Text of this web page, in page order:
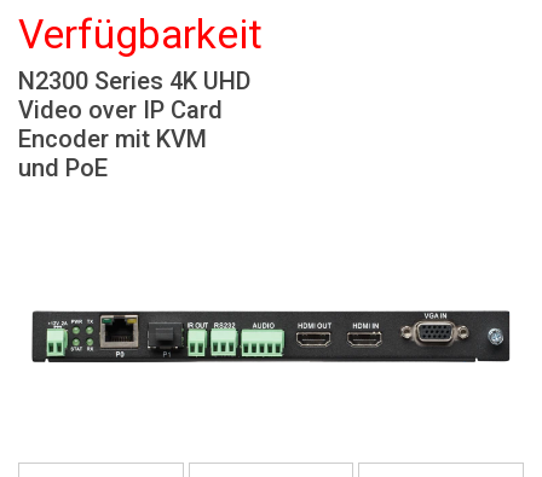
Sprache/Region
Verfügbarkeit
N2300 Series 4K UHD
Video over IP Card
Encoder mit KVM
und PoE